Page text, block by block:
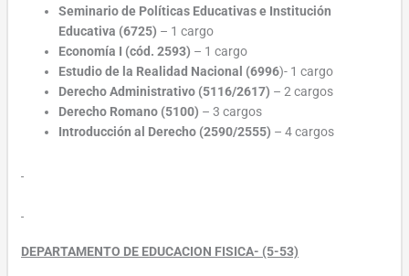
Seminario de Políticas Educativas e Institución
Educativa (6725) – 1 cargo
Economía I (cód. 2593) – 1 cargo
Estudio de la Realidad Nacional (6996)- 1 cargo
Derecho Administrativo (5116/2617) – 2 cargos
Derecho Romano (5100) – 3 cargos
Introducción al Derecho (2590/2555) – 4 cargos
DEPARTAMENTO DE EDUCACION FISICA- (5-53)